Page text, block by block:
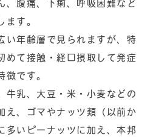
、腹痛、下痢、呼吸困難など
ます。
い年齢層で見られますが、特
めて接触・経口摂取して発症
徴です。
牛乳、大豆・米・小麦などの
え、ゴマやナッツ類（以前か
多いピーナッツに加え、本邦